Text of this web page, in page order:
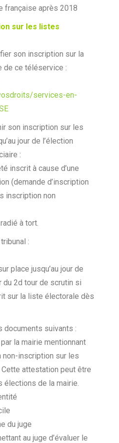
française après 2018
sur les listes
son inscription sur la
de ce téléservice :
services-en-
son inscription sur les
jour de l’élection
:
inscrit à cause d’une
(demande d’inscription
inscription non
à tort.
:
place jusqu’au jour de
du 2d tour de scrutin si
sur la liste électorale dès
documents suivants :
la mairie mentionnant
non-inscription sur les
attestation peut être
élections de la mairie.
du juge
au juge d’évaluer le